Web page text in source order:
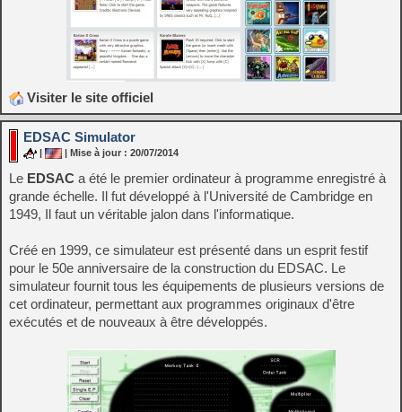
Visiter le site officiel
EDSAC Simulator
| | Mise à jour : 20/07/2014
Le EDSAC a été le premier ordinateur à programme enregistré à
grande échelle. Il fut développé à l'Université de Cambridge en
1949, Il faut un véritable jalon dans l'informatique.
Créé en 1999, ce simulateur est présenté dans un esprit festif
pour le 50e anniversaire de la construction du EDSAC. Le
simulateur fournit tous les équipements de plusieurs versions de
cet ordinateur, permettant aux programmes originaux d'être
exécutés et de nouveaux à être développés.